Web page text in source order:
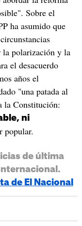
Sobre el
ha asumido que
la polarización y la
el desacuerdo
años el
"una patada al
la Constitución:
ni
popular.
de última
de El Nacional